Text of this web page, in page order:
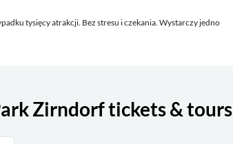
tysięcy atrakcji. Bez stresu i czekania. Wystarczy jedno
Zirndorf tickets & tours